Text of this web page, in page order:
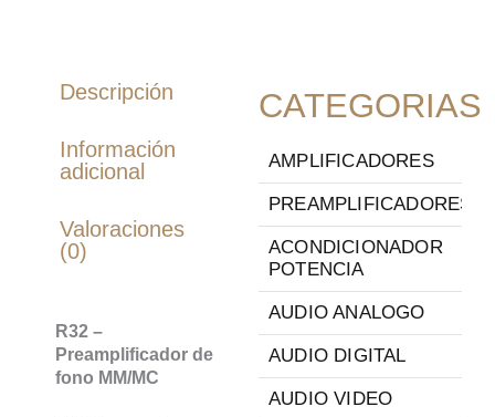
Descripción
Información
adicional
Valoraciones
(0)
R32 –
Preamplificador de
fono MM/MC
CATEGORIAS
AMPLIFICADORES
PREAMPLIFICADORES
ACONDICIONADOR
POTENCIA
AUDIO ANALOGO
AUDIO DIGITAL
AUDIO VIDEO